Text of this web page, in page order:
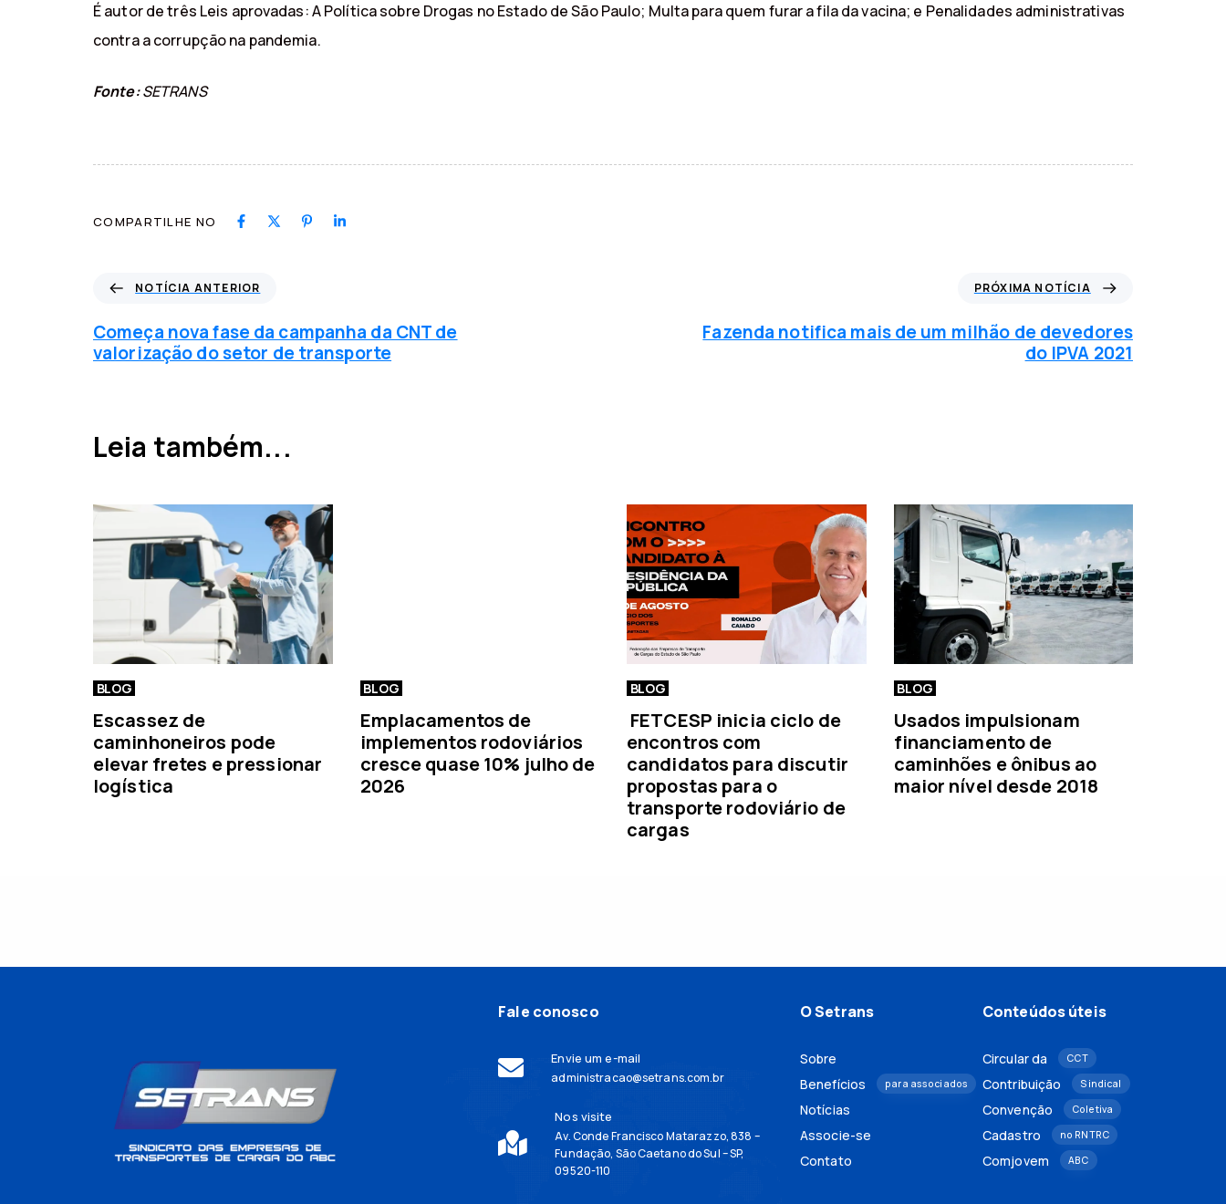
É autor de três Leis aprovadas: A Política sobre Drogas no Estado de São Paulo; Multa para quem furar a fila da vacina; e Penalidades administrativas
contra a corrupção na pandemia.
Fonte:SETRANS
COMPARTILHE NO
t
í
c
n
r
i
NOTÍCIA ANTERIOR
Começa nova fase da campanha da CNT de
valorização do setor de transporte
c
i
a
PRÓXIMA NOTÍCIA
Fazenda notifica mais de um milhão de devedores
do IPVA 2021
Leia também...
BLOG
Escassez de
caminhoneiros pode
elevar fretes e pressionar
logística
BLOG
Emplacamentos de
implementos rodoviários
cresce quase 10% julho de
2026
BLOG
FETCESP inicia ciclo de
encontros com
candidatos para discutir
propostas para o
transporte rodoviário de
cargas
BLOG
Usados impulsionam
financiamento de
caminhões e ônibus ao
maior nível desde 2018
Fale conosco
Envie um e-mail
administracao@setrans.com.br
Nos visite
Av. Conde Francisco Matarazzo, 838 –
Fundação, São Caetano do Sul – SP,
09520-110
O Setrans
Sobre
Benefícios
para associados
Notícias
Associe-se
Contato
Conteúdos úteis
Circular da CCT
Contribuição Sindical
Convenção Coletiva
Cadastro no RNTRC
Comjovem ABC